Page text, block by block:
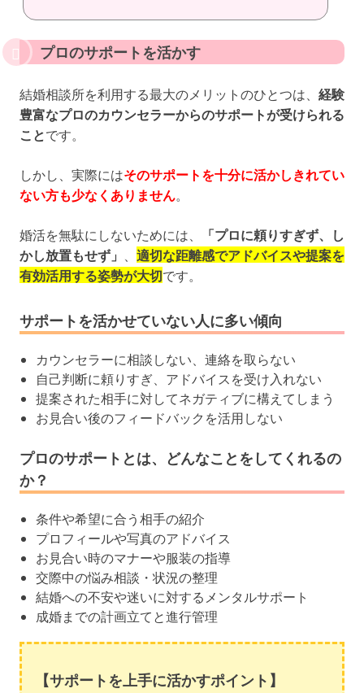
プロのサポートを活かす
結婚相談所を利用する最大のメリットのひとつは、 経験
豊富なプロのカウンセラーからのサポートが受けられる
ことです。
しかし、実際にはそのサポートを十分に活かしきれてい
ない方も少なくありません。
婚活を無駄にしないためには、
「プロに頼りすぎず、し
かし放置もせず」
適切な距離感でアドバイスや提案を
有効活用する姿勢が大切です。
サポートを活かせていない人に多い傾向
カウンセラーに相談しない、連絡を取らない
自己判断に頼りすぎ、アドバイスを受け入れない
提案された相手に対してネガティブに構えてしまう
お見合い後のフィードバックを活用しない
プロのサポートとは、どんなことをしてくれるの
か？
条件や希望に合う相手の紹介
プロフィールや写真のアドバイス
お見合い時のマナーや服装の指導
交際中の悩み相談・状況の整理
結婚への不安や迷いに対するメンタルサポート
成婚までの計画立てと進行管理
【サポートを上手に活かすポイント】